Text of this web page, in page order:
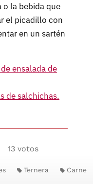
o la bebida que
el picadillo con
en un sartén
ensalada de
de salchichas.
13 votos
Ternera Carne